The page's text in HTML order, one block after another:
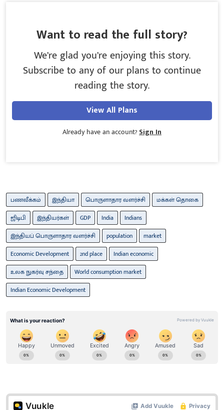
Want to read the full story?
We’re glad you’re enjoying this story.
Subscribe to any of our plans to continue
reading the story.
View All Plans
Already have an account? Sign In
பணவீக்கம் இந்தியா பொருளாதார வளர்ச்சி
மக்கள் தொகை
ஜிடிபி
இந்தியர்கள் GDP India
Indians
இந்தியப் பொருளாதார வளர்ச்சி
population
market
Economic Development
2nd place
Indian economic
உலக நுகர்வு சந்தை
World consumption market
Indian Economic Development